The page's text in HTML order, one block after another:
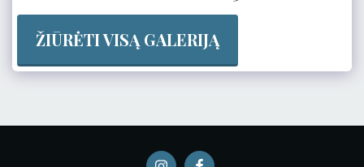
ŽIŪRĖTI VISĄ GALERIJĄ